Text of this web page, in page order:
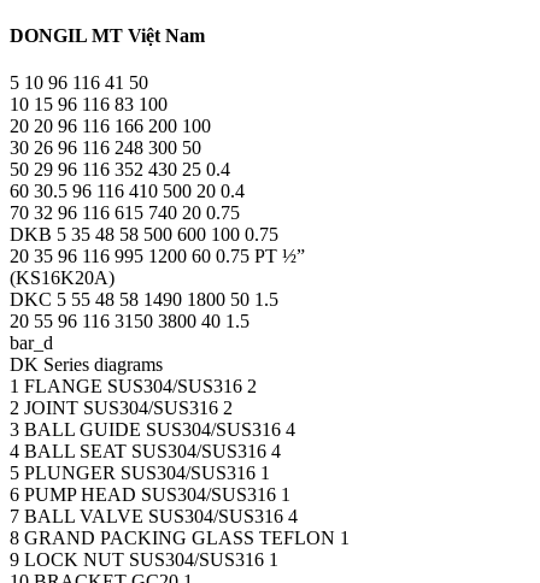
DONGIL MT Việt Nam
5 10 96 116 41 50
10 15 96 116 83 100
20 20 96 116 166 200 100
30 26 96 116 248 300 50
50 29 96 116 352 430 25 0.4
60 30.5 96 116 410 500 20 0.4
70 32 96 116 615 740 20 0.75
DKB 5 35 48 58 500 600 100 0.75
20 35 96 116 995 1200 60 0.75 PT ½”
(KS16K20A)
DKC 5 55 48 58 1490 1800 50 1.5
20 55 96 116 3150 3800 40 1.5
bar_d
DK Series diagrams
1 FLANGE SUS304/SUS316 2
2 JOINT SUS304/SUS316 2
3 BALL GUIDE SUS304/SUS316 4
4 BALL SEAT SUS304/SUS316 4
5 PLUNGER SUS304/SUS316 1
6 PUMP HEAD SUS304/SUS316 1
7 BALL VALVE SUS304/SUS316 4
8 GRAND PACKING GLASS TEFLON 1
9 LOCK NUT SUS304/SUS316 1